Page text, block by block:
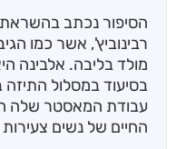
הסיפור נכתב
רבינוביץ', אשר כמו
מולד בליבה. אלבינה
בסיעוד במסלול התיזה
עבודת המאסטר שלה
החיים של נשים